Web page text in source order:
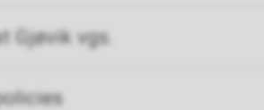
Gjøvik vgs.